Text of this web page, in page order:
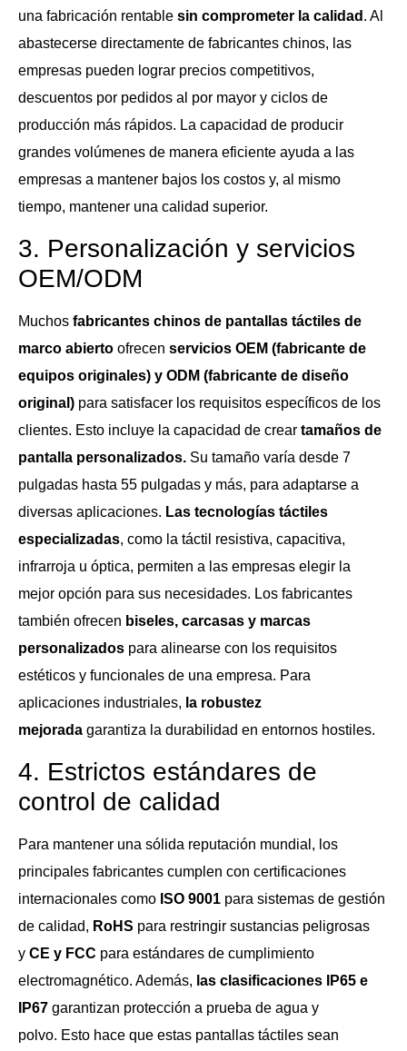
una fabricación rentable sin comprometer la calidad . Al
abastecerse directamente de fabricantes chinos, las
empresas pueden lograr precios competitivos,
descuentos por pedidos al por mayor y ciclos de
producción más rápidos. La capacidad de producir
grandes volúmenes de manera eficiente ayuda a las
empresas a mantener bajos los costos y, al mismo
tiempo, mantener una calidad superior.
3. Personalización y servicios
OEM/ODM
Muchos fabricantes chinos de pantallas táctiles de
marco abierto ofrecen servicios OEM (fabricante de
equipos originales) y ODM (fabricante de diseño
original) para satisfacer los requisitos específicos de los
clientes. Esto incluye la capacidad de crear tamaños de
pantalla personalizados. Su tamaño varía desde 7
pulgadas hasta 55 pulgadas y más, para adaptarse a
diversas aplicaciones. Las tecnologías táctiles
especializadas, como la táctil resistiva, capacitiva,
infrarroja u óptica, permiten a las empresas elegir la
mejor opción para sus necesidades. Los fabricantes
también ofrecen biseles, carcasas y marcas
personalizados para alinearse con los requisitos
estéticos y funcionales de una empresa. Para
aplicaciones industriales, la robustez
mejorada garantiza la durabilidad en entornos hostiles.
4. Estrictos estándares de
control de calidad
Para mantener una sólida reputación mundial, los
principales fabricantes cumplen con certificaciones
internacionales como ISO 9001 para sistemas de gestión
de calidad, RoHS para restringir sustancias peligrosas
y CE y FCC para estándares de cumplimiento
electromagnético. Además, las clasificaciones IP65 e
IP67 garantizan protección a prueba de agua y
polvo. Esto hace que estas pantallas táctiles sean